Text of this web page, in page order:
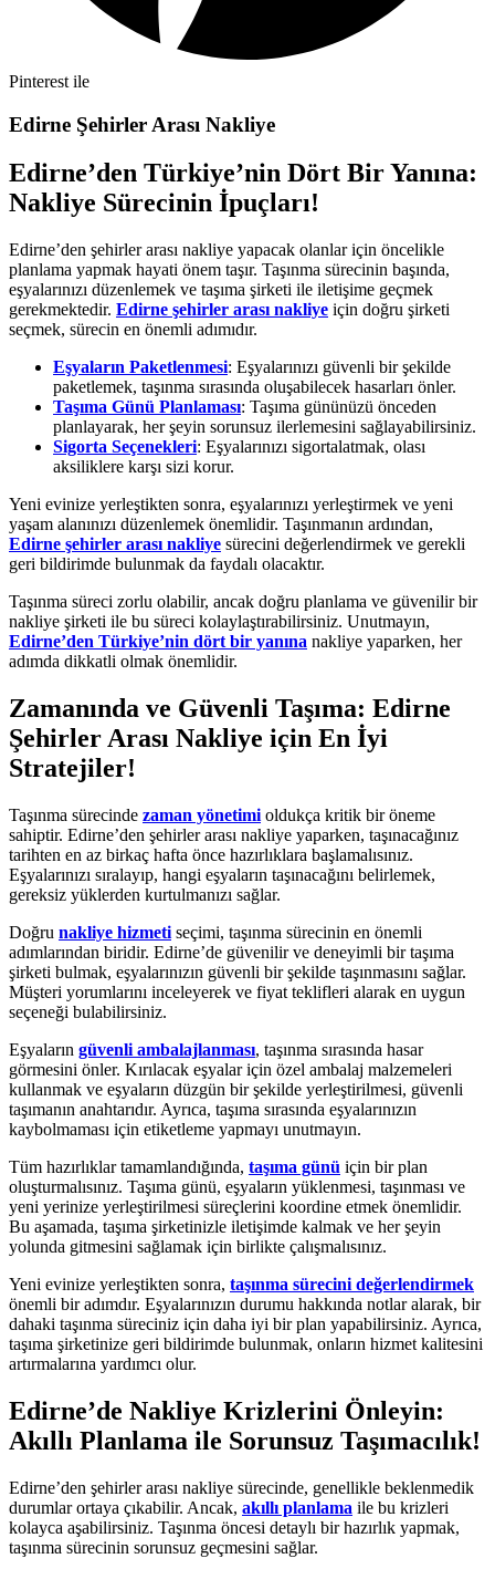
Pinterest ile
Edirne Şehirler Arası Nakliye
Edirne’den Türkiye’nin Dört Bir Yanına:
Nakliye Sürecinin İpuçları!
Edirne’den şehirler arası nakliye yapacak olanlar için öncelikle
planlama yapmak hayati önem taşır. Taşınma sürecinin başında,
eşyalarınızı düzenlemek ve taşıma şirketi ile iletişime geçmek
gerekmektedir. Edirne şehirler arası nakliye için doğru şirketi
seçmek, sürecin en önemli adımıdır.
Eşyaların Paketlenmesi: Eşyalarınızı güvenli bir şekilde
paketlemek, taşınma sırasında oluşabilecek hasarları önler.
Taşıma Günü Planlaması: Taşıma gününüzü önceden
planlayarak, her şeyin sorunsuz ilerlemesini sağlayabilirsiniz.
Sigorta Seçenekleri: Eşyalarınızı sigortalatmak, olası
aksiliklere karşı sizi korur.
Yeni evinize yerleştikten sonra, eşyalarınızı yerleştirmek ve yeni
yaşam alanınızı düzenlemek önemlidir. Taşınmanın ardından,
Edirne şehirler arası nakliye sürecini değerlendirmek ve gerekli
geri bildirimde bulunmak da faydalı olacaktır.
Taşınma süreci zorlu olabilir, ancak doğru planlama ve güvenilir bir
nakliye şirketi ile bu süreci kolaylaştırabilirsiniz. Unutmayın,
Edirne’den Türkiye’nin dört bir yanına nakliye yaparken, her
adımda dikkatli olmak önemlidir.
Zamanında ve Güvenli Taşıma: Edirne
Şehirler Arası Nakliye için En İyi
Stratejiler!
Taşınma sürecinde zaman yönetimi oldukça kritik bir öneme
sahiptir. Edirne’den şehirler arası nakliye yaparken, taşınacağınız
tarihten en az birkaç hafta önce hazırlıklara başlamalısınız.
Eşyalarınızı sıralayıp, hangi eşyaların taşınacağını belirlemek,
gereksiz yüklerden kurtulmanızı sağlar.
Doğru nakliye hizmeti seçimi, taşınma sürecinin en önemli
adımlarından biridir. Edirne’de güvenilir ve deneyimli bir taşıma
şirketi bulmak, eşyalarınızın güvenli bir şekilde taşınmasını sağlar.
Müşteri yorumlarını inceleyerek ve fiyat teklifleri alarak en uygun
seçeneği bulabilirsiniz.
Eşyaların güvenli ambalajlanması, taşınma sırasında hasar
görmesini önler. Kırılacak eşyalar için özel ambalaj malzemeleri
kullanmak ve eşyaların düzgün bir şekilde yerleştirilmesi, güvenli
taşımanın anahtarıdır. Ayrıca, taşıma sırasında eşyalarınızın
kaybolmaması için etiketleme yapmayı unutmayın.
Tüm hazırlıklar tamamlandığında, taşıma günü için bir plan
oluşturmalısınız. Taşıma günü, eşyaların yüklenmesi, taşınması ve
yeni yerinize yerleştirilmesi süreçlerini koordine etmek önemlidir.
Bu aşamada, taşıma şirketinizle iletişimde kalmak ve her şeyin
yolunda gitmesini sağlamak için birlikte çalışmalısınız.
Yeni evinize yerleştikten sonra, taşınma sürecini değerlendirmek
önemli bir adımdır. Eşyalarınızın durumu hakkında notlar alarak, bir
dahaki taşınma süreciniz için daha iyi bir plan yapabilirsiniz. Ayrıca,
taşıma şirketinize geri bildirimde bulunmak, onların hizmet kalitesini
artırmalarına yardımcı olur.
Edirne’de Nakliye Krizlerini Önleyin:
Akıllı Planlama ile Sorunsuz Taşımacılık!
Edirne’den şehirler arası nakliye sürecinde, genellikle beklenmedik
durumlar ortaya çıkabilir. Ancak, akıllı planlama ile bu krizleri
kolayca aşabilirsiniz. Taşınma öncesi detaylı bir hazırlık yapmak,
taşınma sürecinin sorunsuz geçmesini sağlar.